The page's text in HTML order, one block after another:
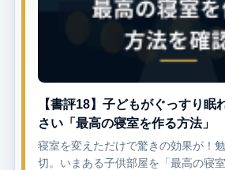
【書評18】子どもがぐっすり眠
さい「最高の寝室を作る方法」
寝室を変えただけで驚きの効果が！
切。いまある子供部屋を「最高の寝